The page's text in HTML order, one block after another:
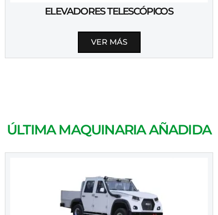
ELEVADORES TELESCÓPICOS
VER MÁS
ÚLTIMA MAQUINARIA AÑADIDA